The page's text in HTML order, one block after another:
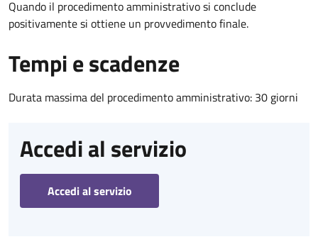
Quando il procedimento amministrativo si conclude
positivamente si ottiene un provvedimento finale.
Tempi e scadenze
Durata massima del procedimento amministrativo: 30 giorni
Accedi al servizio
Accedi al servizio